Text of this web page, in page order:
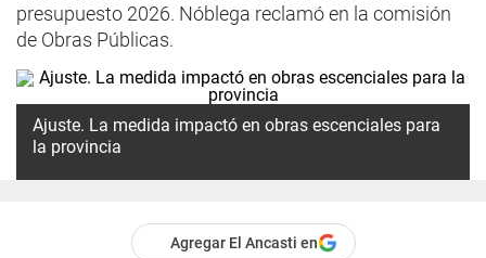
presupuesto 2026. Nóblega reclamó en la comisión
de Obras Públicas.
Ajuste. La medida impactó en obras escenciales para
la provincia
Agregar El Ancasti en